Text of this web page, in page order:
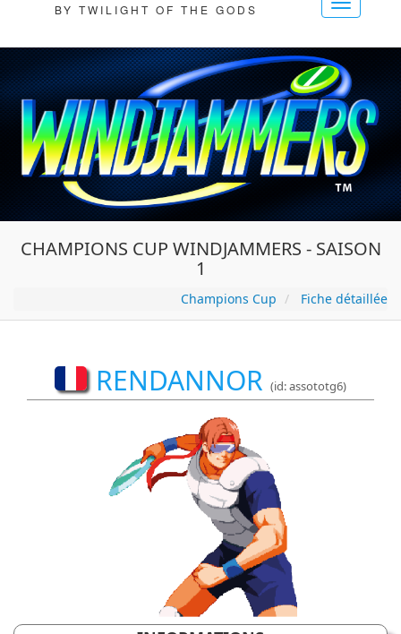
BY TWILIGHT OF THE GODS
CHAMPIONS CUP WINDJAMMERS - SAISON
1
Champions Cup Fiche détaillée
RENDANNOR (id: assototg6)